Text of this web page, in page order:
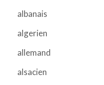
albanais
algerien
allemand
alsacien